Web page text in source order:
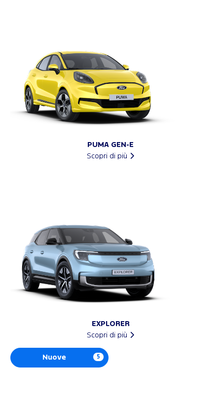
PUMA GEN-E
Scopri di più
EXPLORER
Scopri di più
Nuove 5